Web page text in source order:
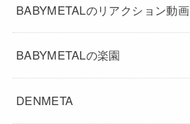
BABYMETALのリアクション動画
BABYMETALの楽園
DENMETA